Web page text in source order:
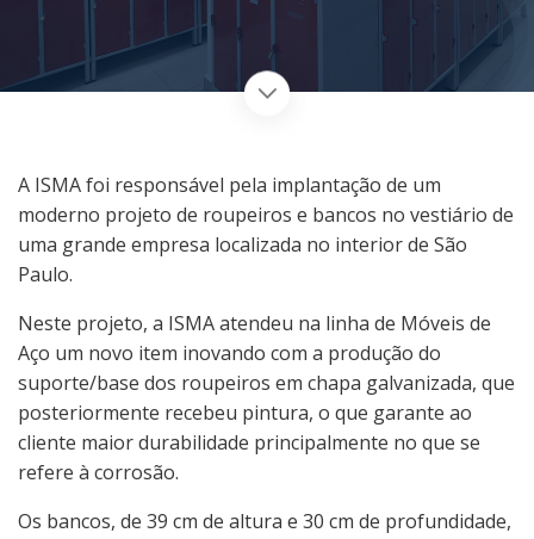
A ISMA foi responsável pela implantação de um
moderno projeto de roupeiros e bancos no vestiário de
uma grande empresa localizada no interior de São
Paulo.
Neste projeto, a ISMA atendeu na linha de Móveis de
Aço um novo item inovando com a produção do
suporte/base dos roupeiros em chapa galvanizada, que
posteriormente recebeu pintura, o que garante ao
cliente maior durabilidade principalmente no que se
refere à corrosão.
Os bancos, de 39 cm de altura e 30 cm de profundidade,